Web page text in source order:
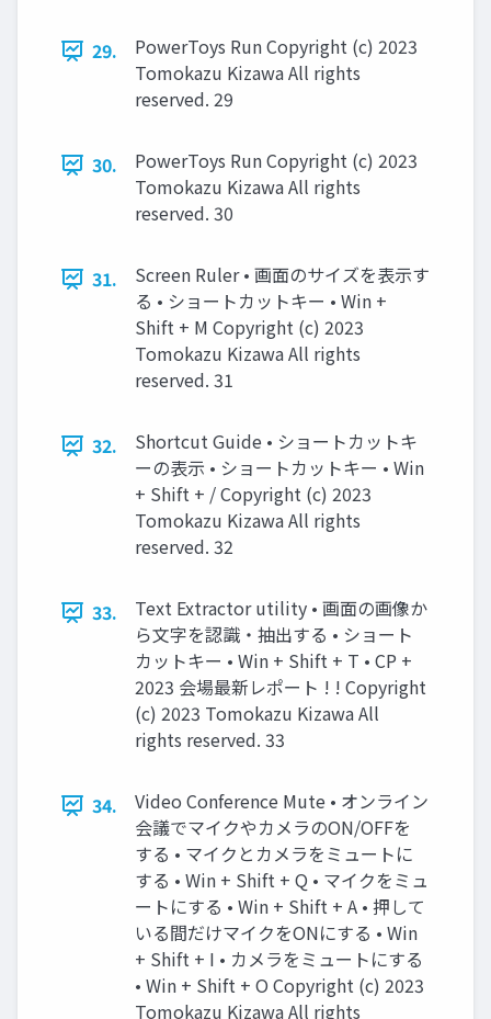
29.
PowerToys Run Copyright (c) 2023
Tomokazu Kizawa All rights
reserved. 29
30.
PowerToys Run Copyright (c) 2023
Tomokazu Kizawa All rights
reserved. 30
31.
Screen Ruler • 画面のサイズを表示す
る • ショートカットキー • Win +
Shift + M Copyright (c) 2023
Tomokazu Kizawa All rights
reserved. 31
32.
Shortcut Guide • ショートカットキ
ーの表示 • ショートカットキー • Win
+ Shift + / Copyright (c) 2023
Tomokazu Kizawa All rights
reserved. 32
33.
Text Extractor utility • 画面の画像か
ら文字を認識・抽出する • ショート
カットキー • Win + Shift + T • CP +
2023 会場最新レポート ! ! Copyright
(c) 2023 Tomokazu Kizawa All
rights reserved. 33
34.
Video Conference Mute • オンライン
会議でマイクやカメラのON/OFFを
する • マイクとカメラをミュートに
する • Win + Shift + Q • マイクをミュ
ートにする • Win + Shift + A • 押して
いる間だけマイクをONにする • Win
+ Shift + I • カメラをミュートにする
• Win + Shift + O Copyright (c) 2023
Tomokazu Kizawa All rights